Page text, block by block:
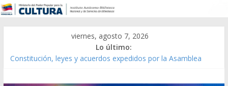
viernes, agosto 7, 2026
Lo último:
Constitución, leyes y acuerdos expedidos por la Asamblea